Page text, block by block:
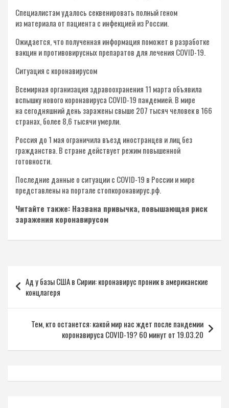
Специалистам удалось секвенировать полный геном
из материала от пациента с инфекцией из России.
Ожидается, что полученная информация поможет в разработке
вакцин и противовирусных препаратов для лечения COVID-19.
Ситуация с коронавирусом
Всемирная организация здравоохранения 11 марта объявила
вспышку нового коронавируса COVID-19 пандемией. В мире
на сегодняшний день заражены свыше 207 тысяч человек в 166
странах, более 8,6 тысячи умерли.
Россия до 1 мая ограничила въезд иностранцев и лиц без
гражданства. В стране действует режим повышенной
готовности.
Последние данные о ситуации с COVID-19 в России и мире
представлены на портале стопкоронавирус.рф.
Читайте также: Названа привычка, повышающая риск
заражения коронавирусом
Навигация
по
записям
Ад у базы США в Сирии: коронавирус проник в американские
концлагеря
Тем, кто останется: какой мир нас ждет после пандемии
коронавируса COVID-19? 60 минут от 19.03.20